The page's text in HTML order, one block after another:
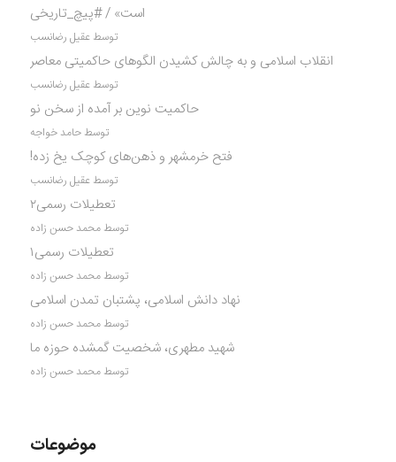
است» / #پیچ_تاریخی
توسط عقیل رضانسب
انقلاب اسلامی و به چالش کشیدن الگوهای حاکمیتی معاصر
توسط عقیل رضانسب
حاکمیت نوین بر آمده از سخن نو
توسط حامد خواجه
فتح خرمشهر و ذهن‌های کوچک یخ زده!
توسط عقیل رضانسب
تعطیلات رسمی۲
توسط محمد حسن زاده
تعطیلات رسمی۱
توسط محمد حسن زاده
نهاد دانش اسلامی، پشتبان تمدن اسلامی
توسط محمد حسن زاده
شهید مطهری، شخصیت گمشده حوزه ما
توسط محمد حسن زاده
موضوعات